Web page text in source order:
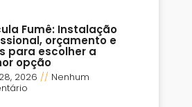
Fumê: Instalação
orçamento e
para escolher a
opção
2026
Nenhum